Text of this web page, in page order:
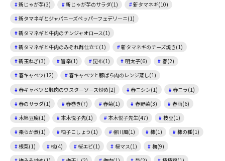
新じゃが芋(3)
新じゃが芋のサラダ(1)
新タマネギ(10)
新タマネギとジャパニーズペッパーフェデリーニ(1)
新タマネギと牛肉のチンジャオロース(1)
新タマネギと牛肉のみぞれ酢仕立て(1)
新タマネギのチーズ焼き(1)
新玉ねぎ(3)
旨辛(1) 昆布(1) 明太子(6)
春(2)
春キャベツ(12)
春キャベツと豚ばら肉のレンジ蒸し(1)
春キャベツと豚肉のウスターソース炒め(2)
春ニシン(1)
春ニラ(1)
春のサラダ(1)
春巻き(7) 春菊(1) 春野菜(3)
春雨(6)
木綿豆腐(1)
本木悦子先(1) 本木悦子先生(47)
枝豆(1)
柔らか煮(1)
柚子こしょう(1) 柳川風(1) 柿(1)
柿の種(1)
根菜(1)
桃(4) 桜エビ(1) 桜マス(1)
梅(9)